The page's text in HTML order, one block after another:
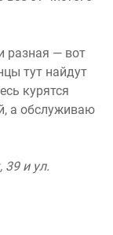
разная — вот
тут найдут
курятся
а обслуживаю
39 и ул.